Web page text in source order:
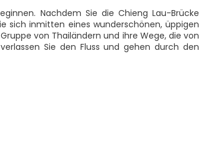
Nachdem Sie die Chieng Lau-Brücke
sich inmitten eines wunderschönen, üppigen
von Thailändern und ihre Wege, die von
Sie den Fluss und gehen durch den